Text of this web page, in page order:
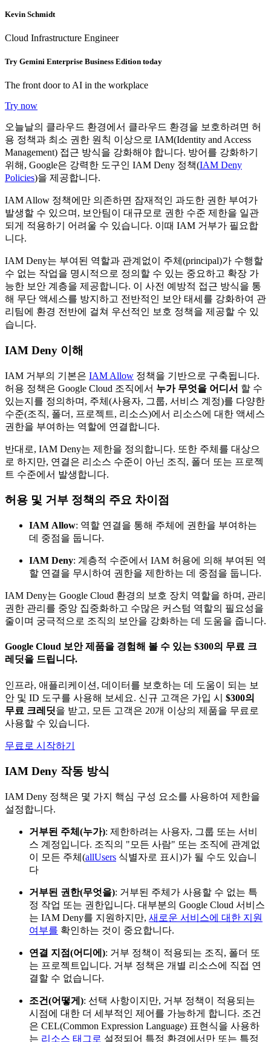
Kevin Schmidt
Cloud Infrastructure Engineer
Try Gemini Enterprise Business Edition today
The front door to AI in the workplace
Try now
오늘날의 클라우드 환경에서 클라우드 환경을 보호하려면 허
용 정책과 최소 권한 원칙 이상으로 IAM(Identity and Access
Management) 접근 방식을 강화해야 합니다. 방어를 강화하기
위해, Google은 강력한 도구인 IAM Deny 정책(IAM Deny
Policies)을 제공합니다.
IAM Allow 정책에만 의존하면 잠재적인 과도한 권한 부여가
발생할 수 있으며, 보안팀이 대규모로 권한 수준 제한을 일관
되게 적용하기 어려울 수 있습니다. 이때 IAM 거부가 필요합
니다.
IAM Deny는 부여된 역할과 관계없이 주체(principal)가 수행할
수 없는 작업을 명시적으로 정의할 수 있는 중요하고 확장 가
능한 보안 계층을 제공합니다. 이 사전 예방적 접근 방식을 통
해 무단 액세스를 방지하고 전반적인 보안 태세를 강화하여 관
리팀에 환경 전반에 걸쳐 우선적인 보호 정책을 제공할 수 있
습니다.
IAM Deny 이해
IAM 거부의 기본은 IAM Allow 정책을 기반으로 구축됩니다.
허용 정책은 Google Cloud 조직에서 누가 무엇을 어디서 할 수
있는지를 정의하며, 주체(사용자, 그룹, 서비스 계정)를 다양한
수준(조직, 폴더, 프로젝트, 리소스)에서 리소스에 대한 액세스
권한을 부여하는 역할에 연결합니다.
반대로, IAM Deny는 제한을 정의합니다. 또한 주체를 대상으
로 하지만, 연결은 리소스 수준이 아닌 조직, 폴더 또는 프로젝
트 수준에서 발생합니다.
허용 및 거부 정책의 주요 차이점
IAM Allow: 역할 연결을 통해 주체에 권한을 부여하는
데 중점을 둡니다.
IAM Deny: 계층적 수준에서 IAM 허용에 의해 부여된 역
할 연결을 무시하여 권한을 제한하는 데 중점을 둡니다.
IAM Deny는 Google Cloud 환경의 보호 장치 역할을 하며, 관리
권한 관리를 중앙 집중화하고 수많은 커스텀 역할의 필요성을
줄이며 궁극적으로 조직의 보안을 강화하는 데 도움을 줍니다.
Google Cloud 보안 제품을 경험해 볼 수 있는 $300의 무료 크
레딧을 드립니다.
인프라, 애플리케이션, 데이터를 보호하는 데 도움이 되는 보
안 및 ID 도구를 사용해 보세요. 신규 고객은 가입 시 $300의
무료 크레딧을 받고, 모든 고객은 20개 이상의 제품을 무료로
사용할 수 있습니다.
무료로 시작하기
IAM Deny 작동 방식
IAM Deny 정책은 몇 가지 핵심 구성 요소를 사용하여 제한을
설정합니다.
거부된 주체(누가): 제한하려는 사용자, 그룹 또는 서비
스 계정입니다. 조직의 "모든 사람" 또는 조직에 관계없
이 모든 주체(allUsers 식별자로 표시)가 될 수도 있습니
다
거부된 권한(무엇을): 거부된 주체가 사용할 수 없는 특
정 작업 또는 권한입니다. 대부분의 Google Cloud 서비스
는 IAM Deny를 지원하지만, 새로운 서비스에 대한 지원
여부를 확인하는 것이 중요합니다.
연결 지점(어디에): 거부 정책이 적용되는 조직, 폴더 또
는 프로젝트입니다. 거부 정책은 개별 리소스에 직접 연
결할 수 없습니다.
조건(어떻게): 선택 사항이지만, 거부 정책이 적용되는
시점에 대한 더 세부적인 제어를 가능하게 합니다. 조건
은 CEL(Common Expression Language) 표현식을 사용하
는 리소스 태그로 설정되어 특정 환경에서만 또는 특정